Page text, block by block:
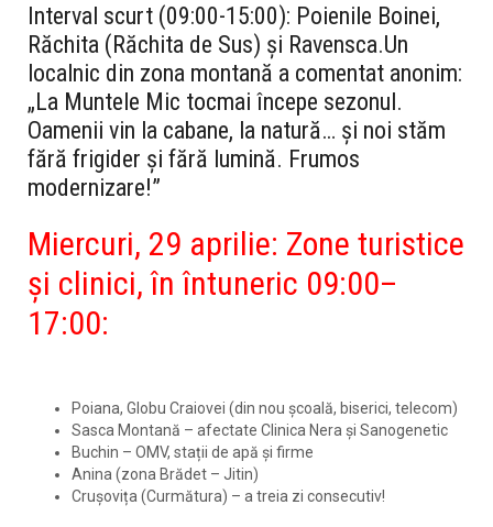
Interval scurt (09:00-15:00): Poienile Boinei,
Răchita (Răchita de Sus) și Ravensca.Un
localnic din zona montană a comentat anonim:
„La Muntele Mic tocmai începe sezonul.
Oamenii vin la cabane, la natură… și noi stăm
fără frigider și fără lumină. Frumos
modernizare!”
Miercuri, 29 aprilie: Zone turistice
și clinici, în întuneric 09:00–
17:00:
Poiana, Globu Craiovei (din nou școală, biserici, telecom)
Sasca Montană – afectate Clinica Nera și Sanogenetic
Buchin – OMV, stații de apă și firme
Anina (zona Brădet – Jitin)
Crușovița (Curmătura) – a treia zi consecutiv!